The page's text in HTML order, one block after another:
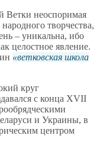
Ветки неоспоримая
творчества,
– уникальна, ибо
целостное явление.
ветковская школа
круг
с конца XVII
и Украины, в
центром